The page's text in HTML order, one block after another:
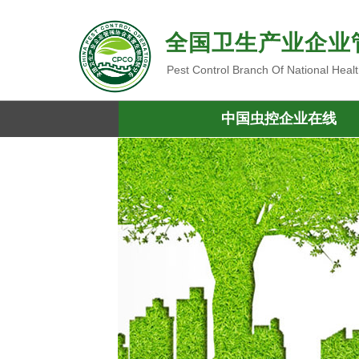
全国卫生产业企
Pest Control Branch Of National
中国虫控企业在线